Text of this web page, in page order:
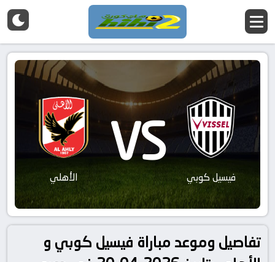
فيسيل كوبي VS الأهلي
تفاصيل وموعد مباراة فيسيل كوبي و